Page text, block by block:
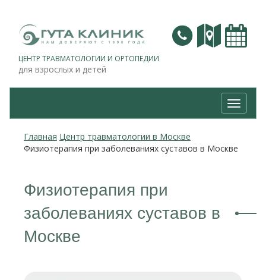
ЦЕНТР ТРАВМАТОЛОГИИ И ОРТОПЕДИИ
для взрослых и детей
Главная Центр травматологии в Москве
Физиотерапия при заболеваниях суставов в Москве
Физиотерапия при
заболеваниях суставов в
Москве